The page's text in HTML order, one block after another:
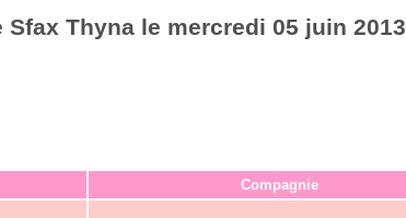
Thyna le mercredi 05 juin 2013
Compagnie